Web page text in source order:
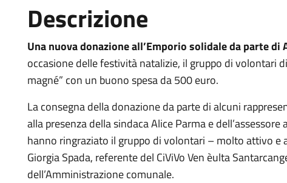
Descrizione
Una nuova donazione all’Emporio solidale da parte di
occasione delle festività natalizie, il gruppo di volontari
magné” con un buono spesa da 500 euro.
La consegna della donazione da parte di alcuni
alla presenza della sindaca Alice Parma e
hanno ringraziato il gruppo di volontari – molto attivo
Giorgia Spada, referente del CiViVo Ven èulta
dell’Amministrazione comunale.